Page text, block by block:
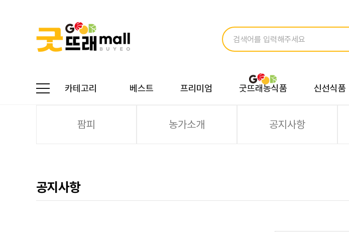
카테고리 베스트 프리미엄 굿뜨래농식품 신선식품
팜피 농가소개 공지사항
공지사항